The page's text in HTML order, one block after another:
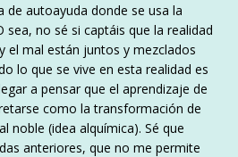
de autoayuda donde se usa la
no sé si captáis que la realidad
el mal están juntos y mezclados
lo que se vive en esta realidad es
a pensar que el aprendizaje de
como la transformación de
noble (idea alquímica). Sé que
anteriores, que no me permite